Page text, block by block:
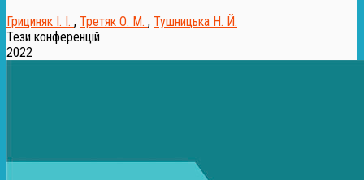
Грициняк І. І. , Третяк О. М. , Тушницька Н. Й.
Тези конференцій
2022